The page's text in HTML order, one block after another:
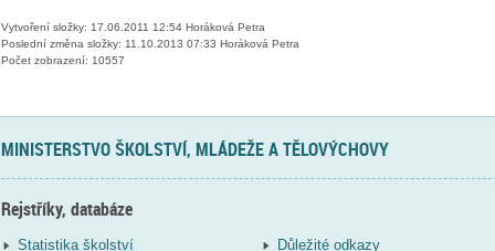
Vytvoření složky: 17.06.2011 12:54 Horáková Petra
Poslední změna složky: 11.10.2013 07:33 Horáková Petra
Počet zobrazení: 10557
MINISTERSTVO ŠKOLSTVÍ, MLÁDEŽE A TĚLOVÝCHOVY
Rejstříky, databáze
Statistika školství
Důležité odkazy